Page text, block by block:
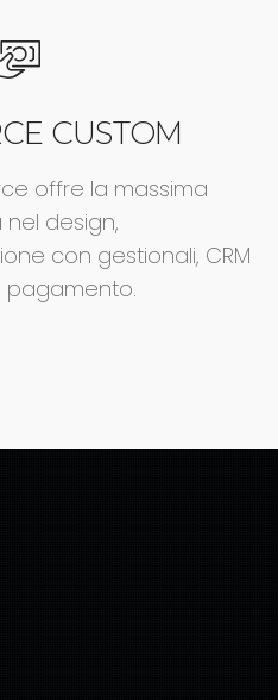
CUSTOM
offre la massima
nel design,
con gestionali, CRM
pagamento.